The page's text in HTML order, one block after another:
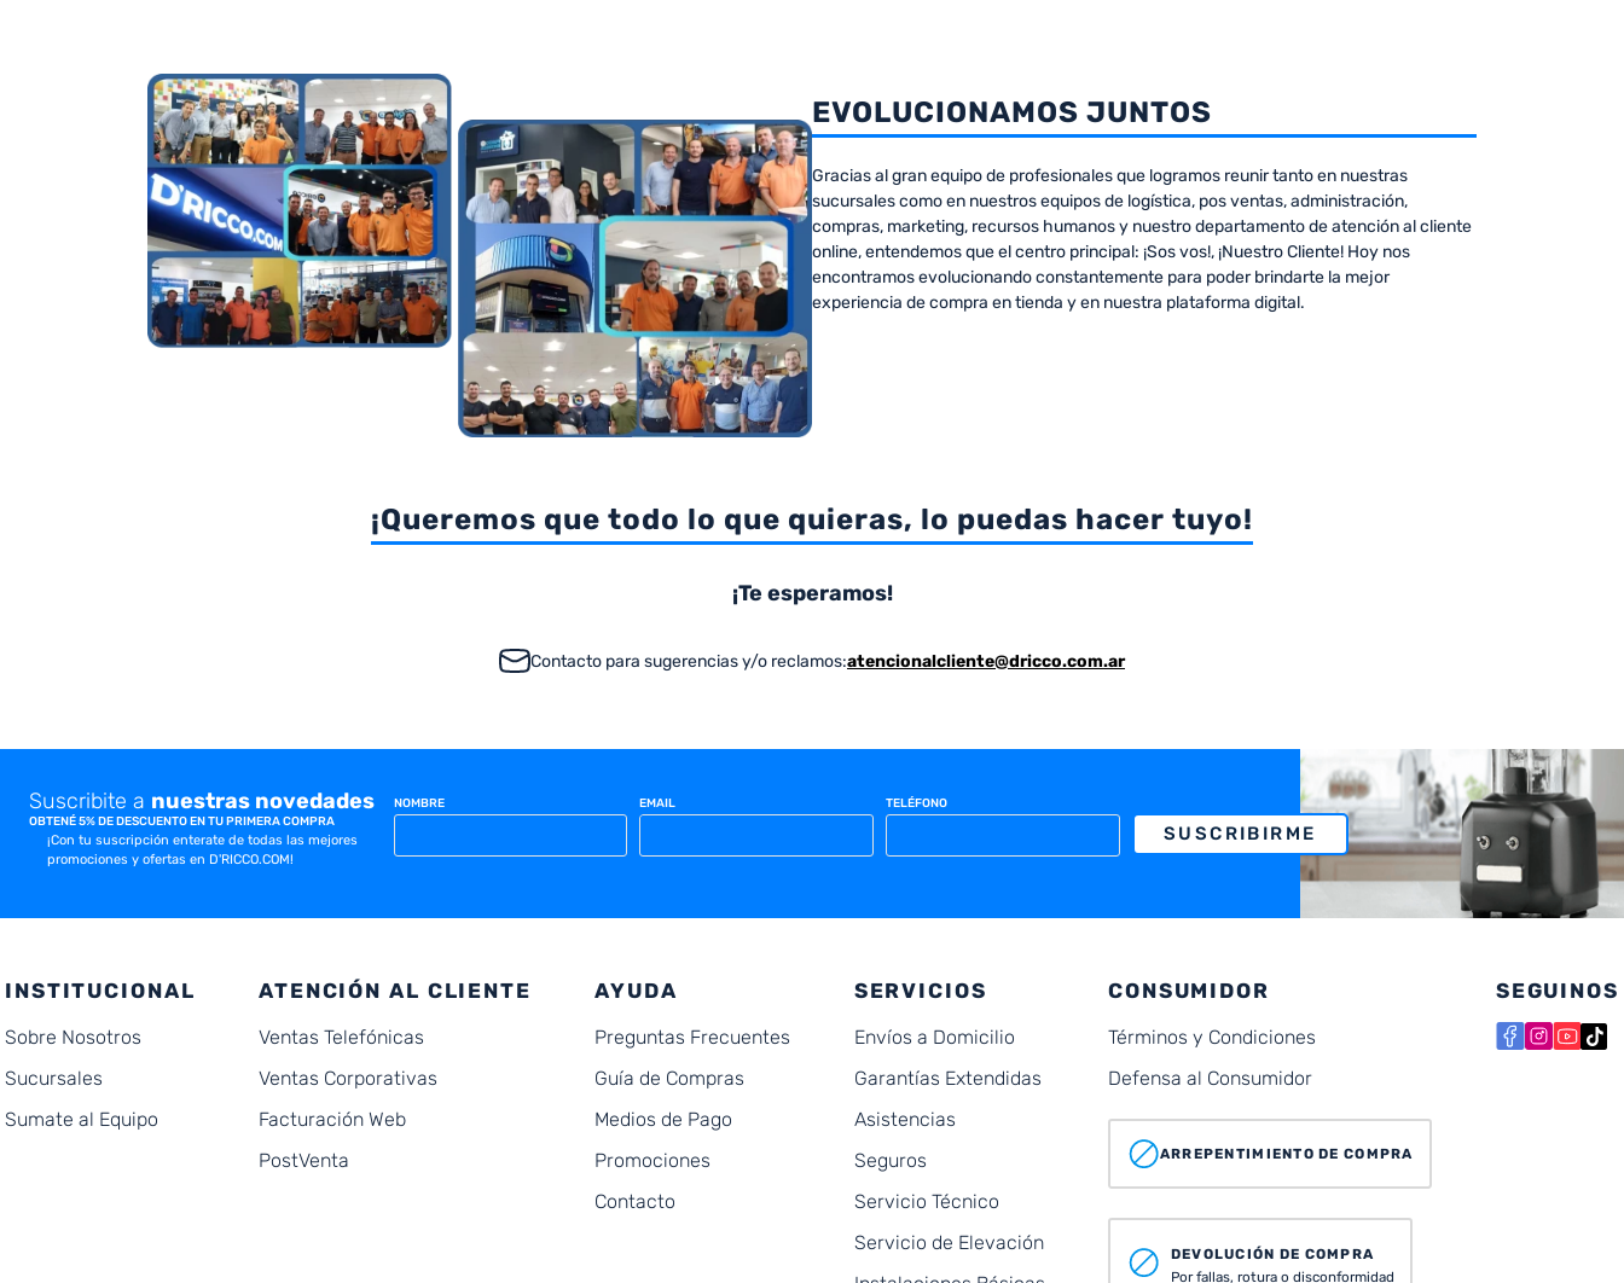
EVOLUCIONAMOS JUNTOS
Gracias al gran equipo de profesionales que logramos reunir tanto en nuestras
sucursales como en nuestros equipos de logística, pos ventas, administración,
compras, marketing, recursos humanos y nuestro departamento de atención al cliente
online, entendemos que el centro principal: ¡Sos vos!, ¡Nuestro Cliente! Hoy nos
encontramos evolucionando constantemente para poder brindarte la mejor
experiencia de compra en tienda y en nuestra plataforma digital.
¡Queremos que todo lo que quieras, lo puedas hacer tuyo!
¡Te esperamos!
Contacto para sugerencias y/o reclamos:atencionalcliente@dricco.com.ar
Suscribite a nuestras novedades
OBTENÉ 5% DE DESCUENTO EN TU PRIMERA COMPRA
¡Con tu suscripción enterate de todas las mejores
promociones y ofertas en D'RICCO.COM!
NOMBRE EMAIL TELÉFONO
SUSCRIBIRME
INSTITUCIONAL
Sobre Nosotros
Sucursales
Sumate al Equipo
ATENCIÓN AL CLIENTE
Ventas Telefónicas
Ventas Corporativas
Facturación Web
PostVenta
AYUDA
Preguntas Frecuentes
Guía de Compras
Medios de Pago
Promociones
Contacto
SERVICIOS
Envíos a Domicilio
Garantías Extendidas
Asistencias
Seguros
Servicio Técnico
Servicio de Elevación
CONSUMIDOR
Términos y Condiciones
Defensa al Consumidor
ARREPENTIMIENTO DE COMPRA
DEVOLUCIÓN DE COMPRA
Por fallas, rotura o disconformidad
SEGUINOS